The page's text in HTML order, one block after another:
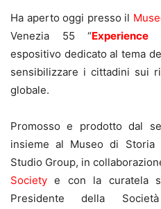
Ha aperto oggi presso il
Venezia 55 “Experience
espositivo dedicato al tema
sensibilizzare i cittadini sui
globale.
Promosso e prodotto dal
insieme al Museo di Storia
Studio Group, in
Society e con la curatela
Presidente della